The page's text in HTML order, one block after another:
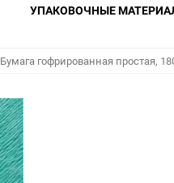
УПАКОВОЧНЫЕ
Бумага гофрированная простая,